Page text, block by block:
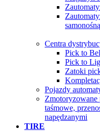
samonośną
Centra
Pick to
Pick to
Zatoki
Pojazdy
Zmotoryzowane
taśmowe,
napędzanymi
TIRE